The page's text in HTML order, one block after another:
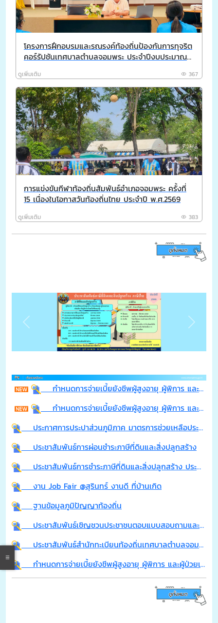
โครงการฝึกอบรมและรณรงค์ท้องถิ่นป้องกันการทุจริต
คอร์รัปชันเทศบาลตำบลจอมพระ ประจำปีงบประมาณ
ดูเพิ่มเติม 367
การแข่งขันกีฬาท้องถิ่นสัมพันธ์อำเภอจอมพระ ครั้งที่
15 เนื่องในโอกาสวันท้องถิ่นไทย ประจำปี พ.ศ.2569
ดูเพิ่มเติม 383
Previous Next
กำหนดการจ่ายเบี้ยยังชีพผู้สูงอายุ ผู้พิการ และผู้ป่วยเอดส์ ประจำปีงบประมาณ พ.ศ. 2569 เดือน สิงหาคม 2569
กำหนดการจ่ายเบี้ยยังชีพผู้สูงอายุ ผู้พิการ และผู้ป่วยเอดส์ ประจำปีงบประมาณ พ.ศ.2569 ประจำเดือน กรกฎาคม 2569
ประกาศการประปาส่วนภูมิภาค มาตรการช่วยเหลือประชาชนในภาวะสงครามของการประปาส่วนภูมิภาค (กปภ)
ประชาสัมพันธ์การผ่อนชำระภาษีที่ดินและสิ่งปลูกสร้าง
ประชาสัมพันธ์การชำระภาษีที่ดินและสิ่งปลูกสร้าง ประจำปี 2569
งาน Job Fair @สุรินทร์ งานดี ที่บ้านเกิด
ฐานข้อมูลภูมิปัญญาท้องถิ่น
ประชาสัมพันธ์เชิญชวนประชาชนตอบแบบสอบถามและสะท้อนปัญหาความต้องการของประชาชนในจังหวัดสุรินทร์
ประชาสัมพันธ์สำนักทะเบียนท้องถิ่นเทศบาลตำบลจอมพระเปิดให้บริการงานทะเบียนในช่วงเทศกาลสงกรานต์ 2569 ระหว่างวันที่ 11 - 15 เมษายน 2569
กำหนดการจ่ายเบี้ยยังชีพผู้สูงอายุ ผู้พิการ และผู้ป่วยเอดส์ ประจำปีงบประมาณ พ.ศ.2569 ประจำเดือน เมษายน 2569